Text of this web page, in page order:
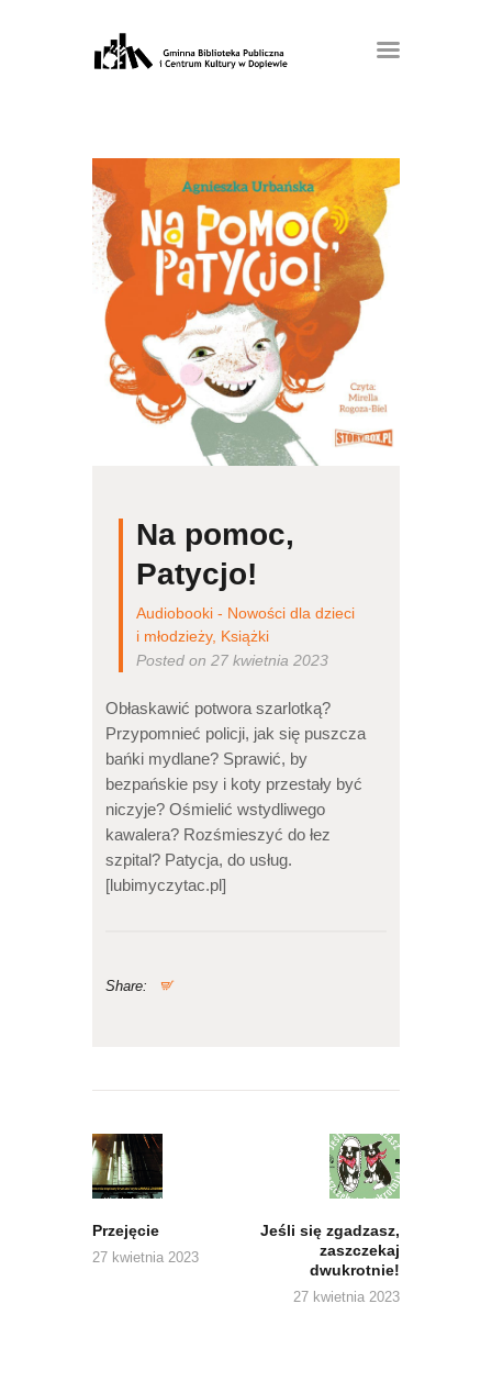
Na pomoc,
Patycjo!
Audiobooki - Nowości dla dzieci
i młodzieży, Książki
Posted on 27 kwietnia 2023
Obłaskawić potwora szarlotką?
Przypomnieć policji, jak się puszcza
bańki mydlane? Sprawić, by
bezpańskie psy i koty przestały być
niczyje? Ośmielić wstydliwego
kawalera? Rozśmieszyć do łez
szpital? Patycja, do usług.
[lubimyczytac.pl]
Share:
wpisu
Przejęcie
27 kwietnia 2023
Jeśli się zgadzasz,
zaszczekaj
dwukrotnie!
27 kwietnia 2023